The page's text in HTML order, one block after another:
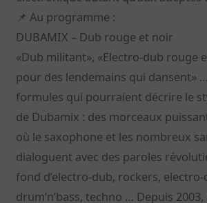
📌 Au programme :
DUBAMIX – Dub rouge et noir
«Dub militant», «Electro-dub rouge
pour des lendemains qui dansent»
formules qui pourraient décrire le
de Dubamix : des morceaux
où le saxophone et les nombreux
dialoguent avec des paroles
fond d’electro-dub, rockers,
drum’n’bass, techno … Depuis